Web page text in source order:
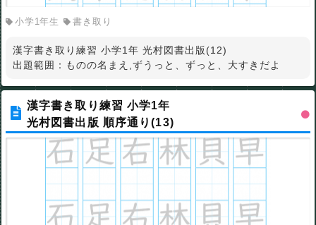
小学1年生 書き取り
漢字書き取り練習 小学1年 光村図書出版(12)
出題範囲：ものの名まえ,ずうっと、ずっと、大すきだよ
漢字書き取り練習 小学1年
光村図書出版 順序通り(13)